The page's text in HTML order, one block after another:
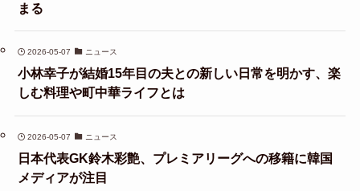
まる
2026-05-07 ニュース
小林幸子が結婚15年目の夫との新しい日常を明かす、楽
しむ料理や町中華ライフとは
2026-05-07 ニュース
日本代表GK鈴木彩艶、プレミアリーグへの移籍に韓国
メディアが注目